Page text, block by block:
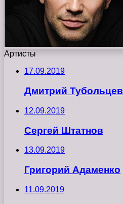
Артисты
17.09.2019
Дмитрий Тубольцев
12.09.2019
Сергей Штатнов
13.09.2019
Григорий Адаменко
11.09.2019